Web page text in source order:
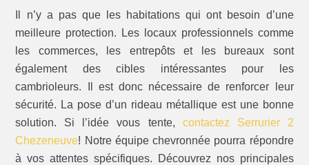
Il n’y a pas que les habitations qui ont besoin d’une
meilleure protection. Les locaux professionnels comme
les commerces, les entrepôts et les bureaux sont
également des cibles intéressantes pour les
cambrioleurs. Il est donc nécessaire de renforcer leur
sécurité. La pose d’un rideau métallique est une bonne
solution. Si l’idée vous tente, contactez Serrurier 2
Chezeneuve! Notre équipe chevronnée pourra répondre
à vos attentes spécifiques. Découvrez nos principales